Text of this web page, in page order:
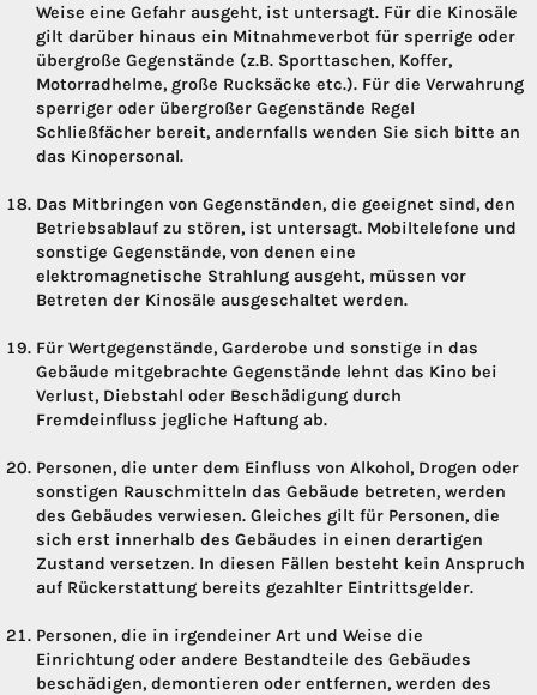
Weise eine Gefahr ausgeht, ist untersagt. Für die Kinosäle
gilt darüber hinaus ein Mitnahmeverbot für sperrige oder
übergroße Gegenstände (z.B. Sporttaschen, Koffer,
Motorradhelme, große Rucksäcke etc.). Für die Verwahrung
sperriger oder übergroßer Gegenstände Regel
Schließfächer bereit, andernfalls wenden Sie sich bitte an
das Kinopersonal.
Das Mitbringen von Gegenständen, die geeignet sind, den
Betriebsablauf zu stören, ist untersagt. Mobiltelefone und
sonstige Gegenstände, von denen eine
elektromagnetische Strahlung ausgeht, müssen vor
Betreten der Kinosäle ausgeschaltet werden.
Für Wertgegenstände, Garderobe und sonstige in das
Gebäude mitgebrachte Gegenstände lehnt das Kino bei
Verlust, Diebstahl oder Beschädigung durch
Fremdeinfluss jegliche Haftung ab.
Personen, die unter dem Einfluss von Alkohol, Drogen oder
sonstigen Rauschmitteln das Gebäude betreten, werden
des Gebäudes verwiesen. Gleiches gilt für Personen, die
sich erst innerhalb des Gebäudes in einen derartigen
Zustand versetzen. In diesen Fällen besteht kein Anspruch
auf Rückerstattung bereits gezahlter Eintrittsgelder.
Personen, die in irgendeiner Art und Weise die
Einrichtung oder andere Bestandteile des Gebäudes
beschädigen, demontieren oder entfernen, werden des